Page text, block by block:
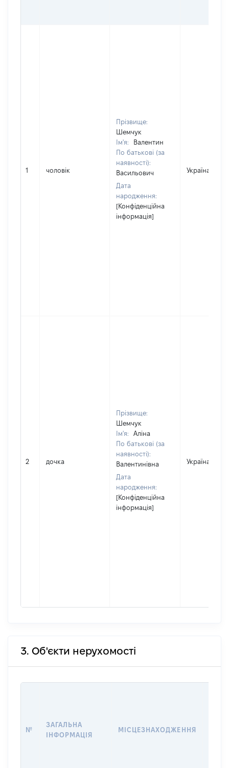
1 чоловік
Прізвище:
Шемчук
Ім'я:
Валентин
По батькові (за
наявності):
Васильович
Дата
народження:
[Конфіденційна
інформація]
Україна
2 дочка
Прізвище:
Шемчук
Ім'я:
Аліна
По батькові (за
наявності):
Валентинівна
Дата
народження:
[Конфіденційна
інформація]
Україна
3. Об'єкти нерухомості
№
ЗАГАЛЬНА
ІНФОРМАЦІЯ
МІСЦЕЗНАХОДЖЕННЯ